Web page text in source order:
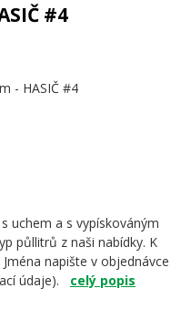
#4
uchem a s vypískováným
půllitrů z naši nabídky. K
napište v objednávce
údaje). celý popis